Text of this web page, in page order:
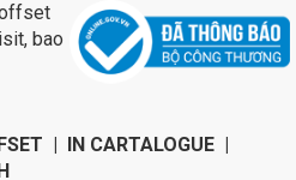
bao
| IN CARTALOGUE |